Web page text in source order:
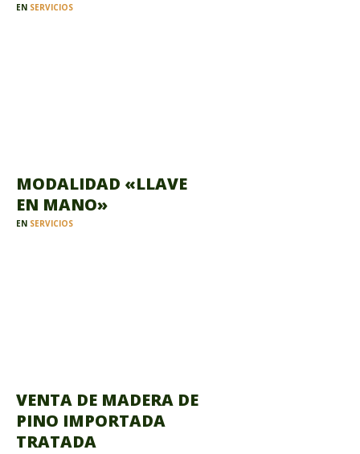
EN SERVICIOS
MODALIDAD «LLAVE
EN MANO»
EN SERVICIOS
VENTA DE MADERA DE
PINO IMPORTADA
TRATADA